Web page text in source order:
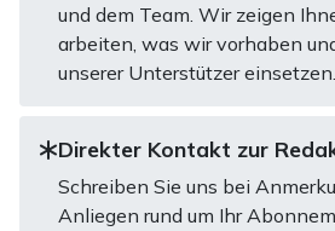
und dem Team. Wir zeigen
arbeiten, was wir vorhaben
unserer Unterstützer einsetzen.
Direkter Kontakt zur
Schreiben Sie uns bei
Anliegen rund um Ihr